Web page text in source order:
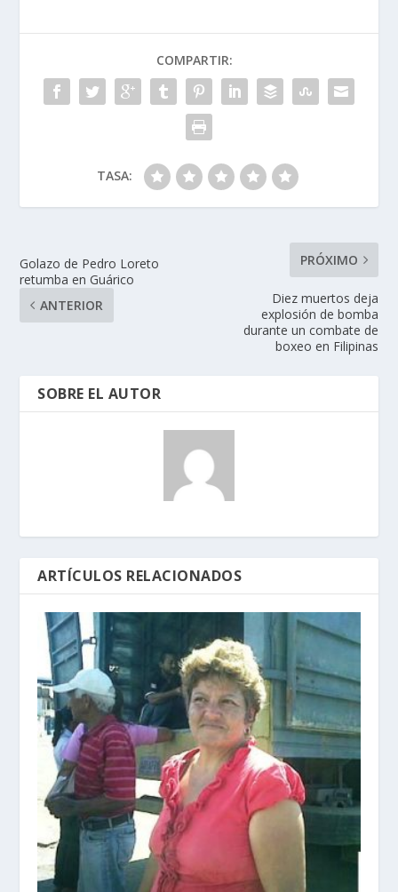
COMPARTIR:
TASA:
Golazo de Pedro Loreto
retumba en Guárico
ANTERIOR
PRÓXIMO
Diez muertos deja
explosión de bomba
durante un combate de
boxeo en Filipinas
SOBRE EL AUTOR
ARTÍCULOS RELACIONADOS